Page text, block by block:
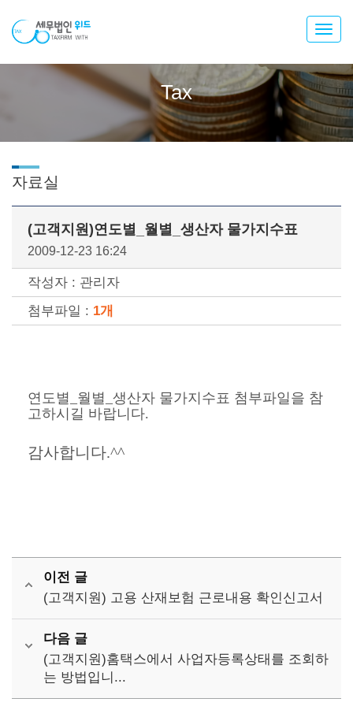
Tax
자료실
(고객지원)연도별_월별_생산자 물가지수표
2009-12-23 16:24
작성자 : 관리자
첨부파일 : 1개
연도별_월별_생산자 물가지수표 첨부파일을 참
고하시길 바랍니다.
감사합니다.^^
이전 글
(고객지원) 고용 산재보험 근로내용 확인신고서
다음 글
(고객지원)홈택스에서 사업자등록상태를 조회하
는 방법입니...